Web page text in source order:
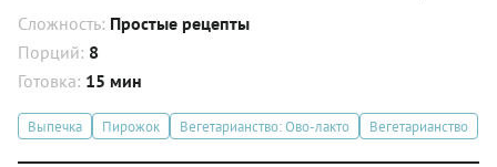
Сложность: Простые рецепты
Порций: 8
Готовка: 15 мин
Выпечка Пирожок Вегетарианство: Ово-лакто Вегетарианство